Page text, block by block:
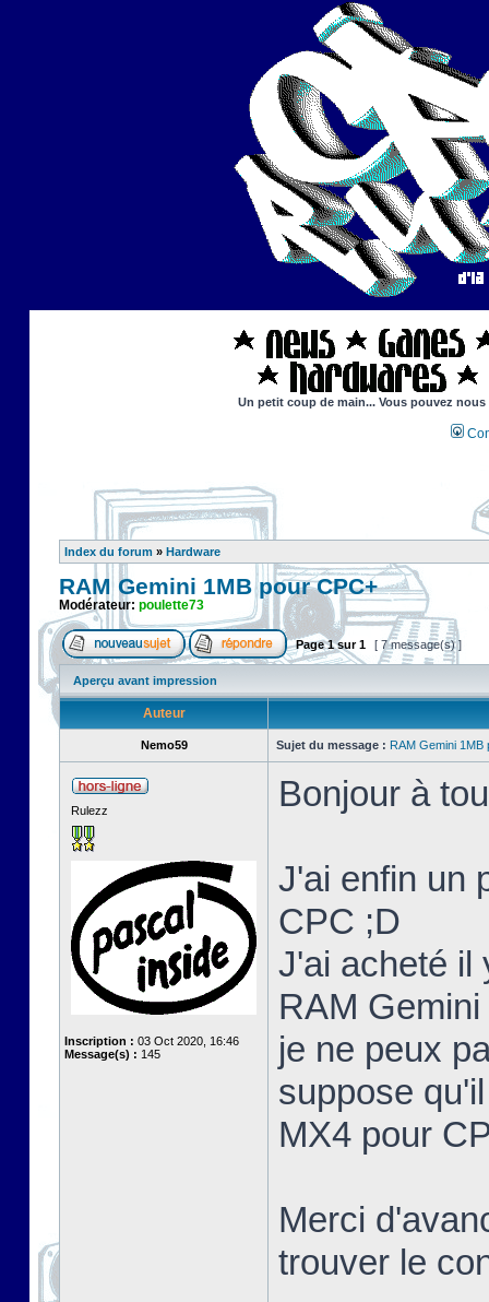
Un petit coup de main... Vous pouvez
Index du forum » Hardware
RAM Gemini 1MB pour CPC+
Modérateur: poulette73
Page1sur1 [ 7 message(s) ]
Aperçu avant impression
Auteur
Nemo59 Sujet du message : RAM Gemini 1MB
Rulezz
Inscription : 03 Oct 2020, 16:46
Message(s) : 145
Bonjour à
J'ai enfin un
CPC ;D
J'ai acheté il
RAM
je ne peux
suppose
MX4 pour
Merci
trouver le